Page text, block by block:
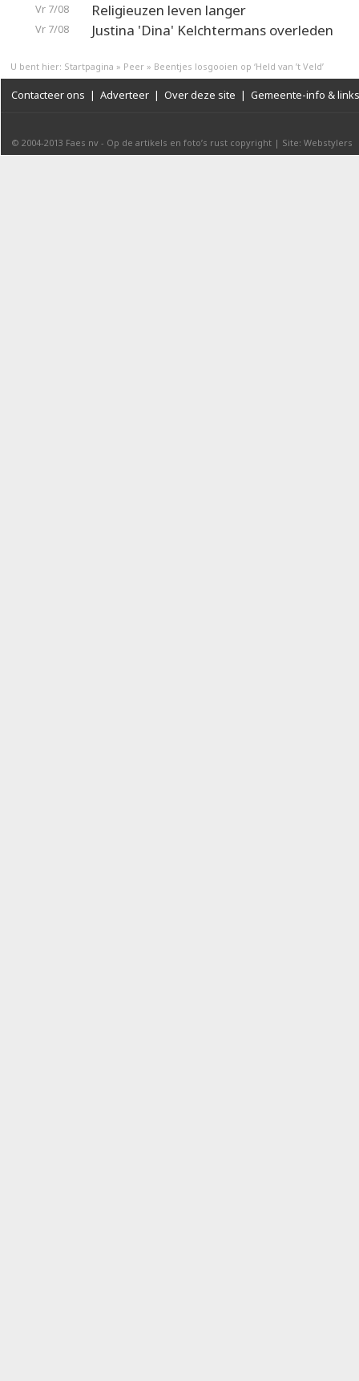
Vr 7/08 Religieuzen leven langer
Vr 7/08 Justina 'Dina' Kelchtermans overleden
U bent hier: Startpagina » Peer » Beentjes losgooien op ‘Held van ’t Veld’
Contacteer ons | Adverteer | Over deze site | Gemeente-info & links
© 2004-2013 Faes nv - Op de artikels en foto’s rust copyright | Site: Webstylers